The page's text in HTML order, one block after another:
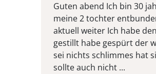
Guten abend Ich bin 30
meine 2 tochter
aktuell weiter Ich habe
gestillt habe gespürt der
sei nichts schlimmes hat
sollte auch nicht ...